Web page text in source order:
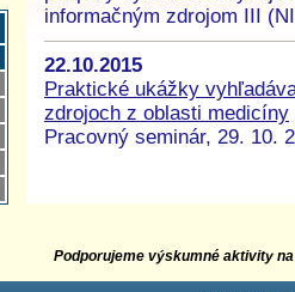
informačným zdrojom III
22.10.2015
Praktické ukážky
zdrojoch z oblasti medicíny
Pracovný seminár, 29. 10.
Podporujeme výskumné aktivity